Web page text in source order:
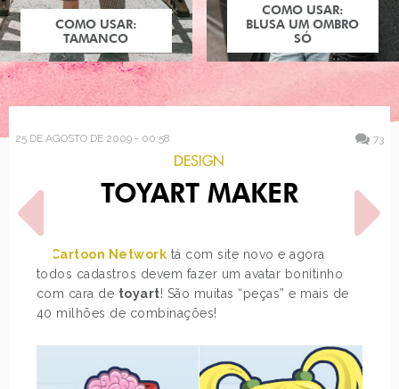
COMO USAR:
TAMANCO
COMO USAR:
BLUSA UM OMBRO
SÓ
25 DE AGOSTO DE 2009 - 00:58 73
DESIGN
TOYART MAKER
Cartoon Network tá com site novo e agora
todos cadastros devem fazer um avatar bonitinho
com cara de toyart! São muitas “peças” e mais de
40 milhões de combinações!
POST ANTERIOR
ESTRÉIA DO TEMPORADA
PRÓXIMO POST
PROVADOR C&A